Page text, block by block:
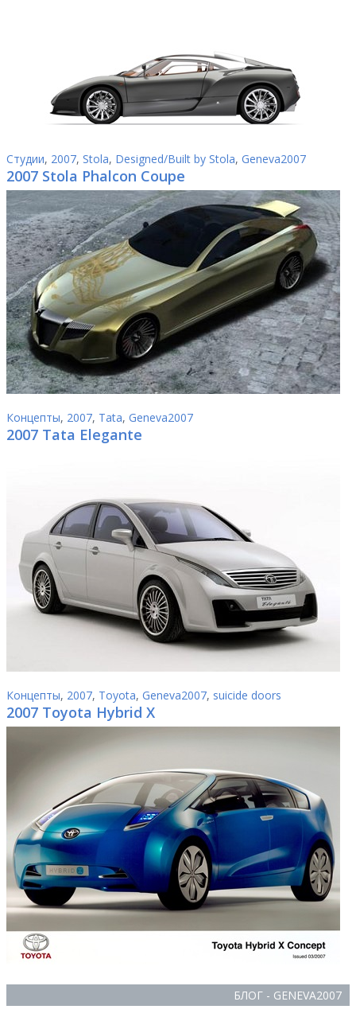
Студии, 2007, Stola, Designed/Built by Stola, Geneva2007
2007 Stola Phalcon Coupe
Концепты, 2007, Tata, Geneva2007
2007 Tata Elegante
Концепты, 2007, Toyota, Geneva2007, suicide doors
2007 Toyota Hybrid X
БЛОГ - GENEVA2007